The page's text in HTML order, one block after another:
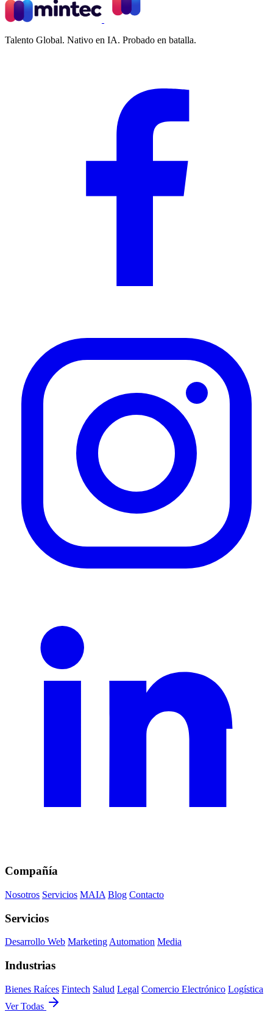
Talento Global. Nativo en IA. Probado en batalla.
Compañía
Nosotros Servicios MAIA Blog Contacto
Servicios
Desarrollo Web MarketingAutomation Media
Industrias
Bienes Raíces Fintech Salud Legal Comercio Electrónico Logística
Ver Todas